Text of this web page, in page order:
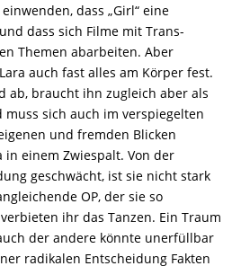
dass „Girl“ eine
dass sich Filme mit Trans-
Themen abarbeiten. Aber
auch fast alles am Körper fest.
ab, braucht ihn zugleich aber als
sich auch im verspiegelten
und fremden Blicken
in einem Zwiespalt. Von der
geschwächt, ist sie nicht stark
OP, der sie so
ihr das Tanzen. Ein Traum
der andere könnte unerfüllbar
radikalen Entscheidung Fakten